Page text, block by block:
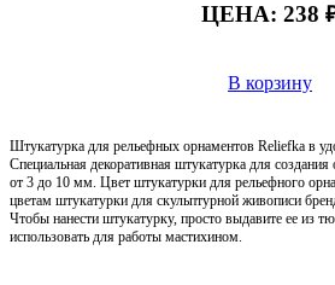
ЦЕНА: 238
В корзину
Штукатурка для рельефных орнаментов Reliefka в
Специальная декоративная штукатурка для
от 3 до 10 мм. Цвет штукатурки для рельефного
цветам штукатурки для скульптурной живописи
Чтобы нанести штукатурку, просто выдавите ее из
использовать для работы мастихином.